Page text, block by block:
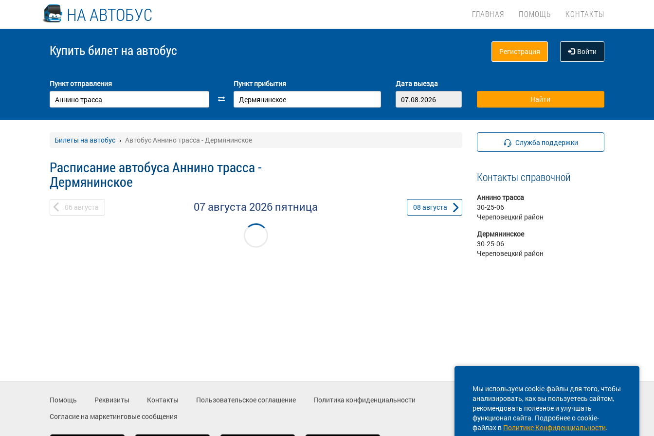
НА АВТОБУС ГЛАВНАЯ ПОМОЩЬ КОНТАКТЫ
Купить билет на автобус Регистрация Войти
Пункт отправления Пункт прибытия Дата выезда
Билеты на автобус Автобус Аннино трасса - Дермянинское
Расписание автобуса Аннино трасса -
Дермянинское
06 августа 07 августа 2026 пятница 08 августа
Служба поддержки
Контакты справочной
Аннино трасса
30-25-06
Череповецкий район
Дермянинское
30-25-06
Череповецкий район
Мы используем cookie-файлы для того, чтобы
анализировать, как вы пользуетесь сайтом,
рекомендовать полезное и улучшать
функционал сайта. Подробнее о cookie-
файлах в Политике Конфиденциальности.
Помощь Реквизиты Контакты Пользовательское соглашение
Политика конфиденциальности
Согласие на маркетинговые сообщения
Техническая поддержка сайта
8 800 600-03-38